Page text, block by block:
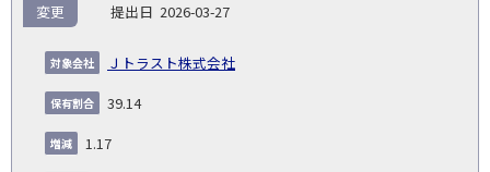
NO.
告
義
務
発
生
日
出
コー
象
2026-03-27
Ｊトラスト株式会社
変更
39.14
1.17